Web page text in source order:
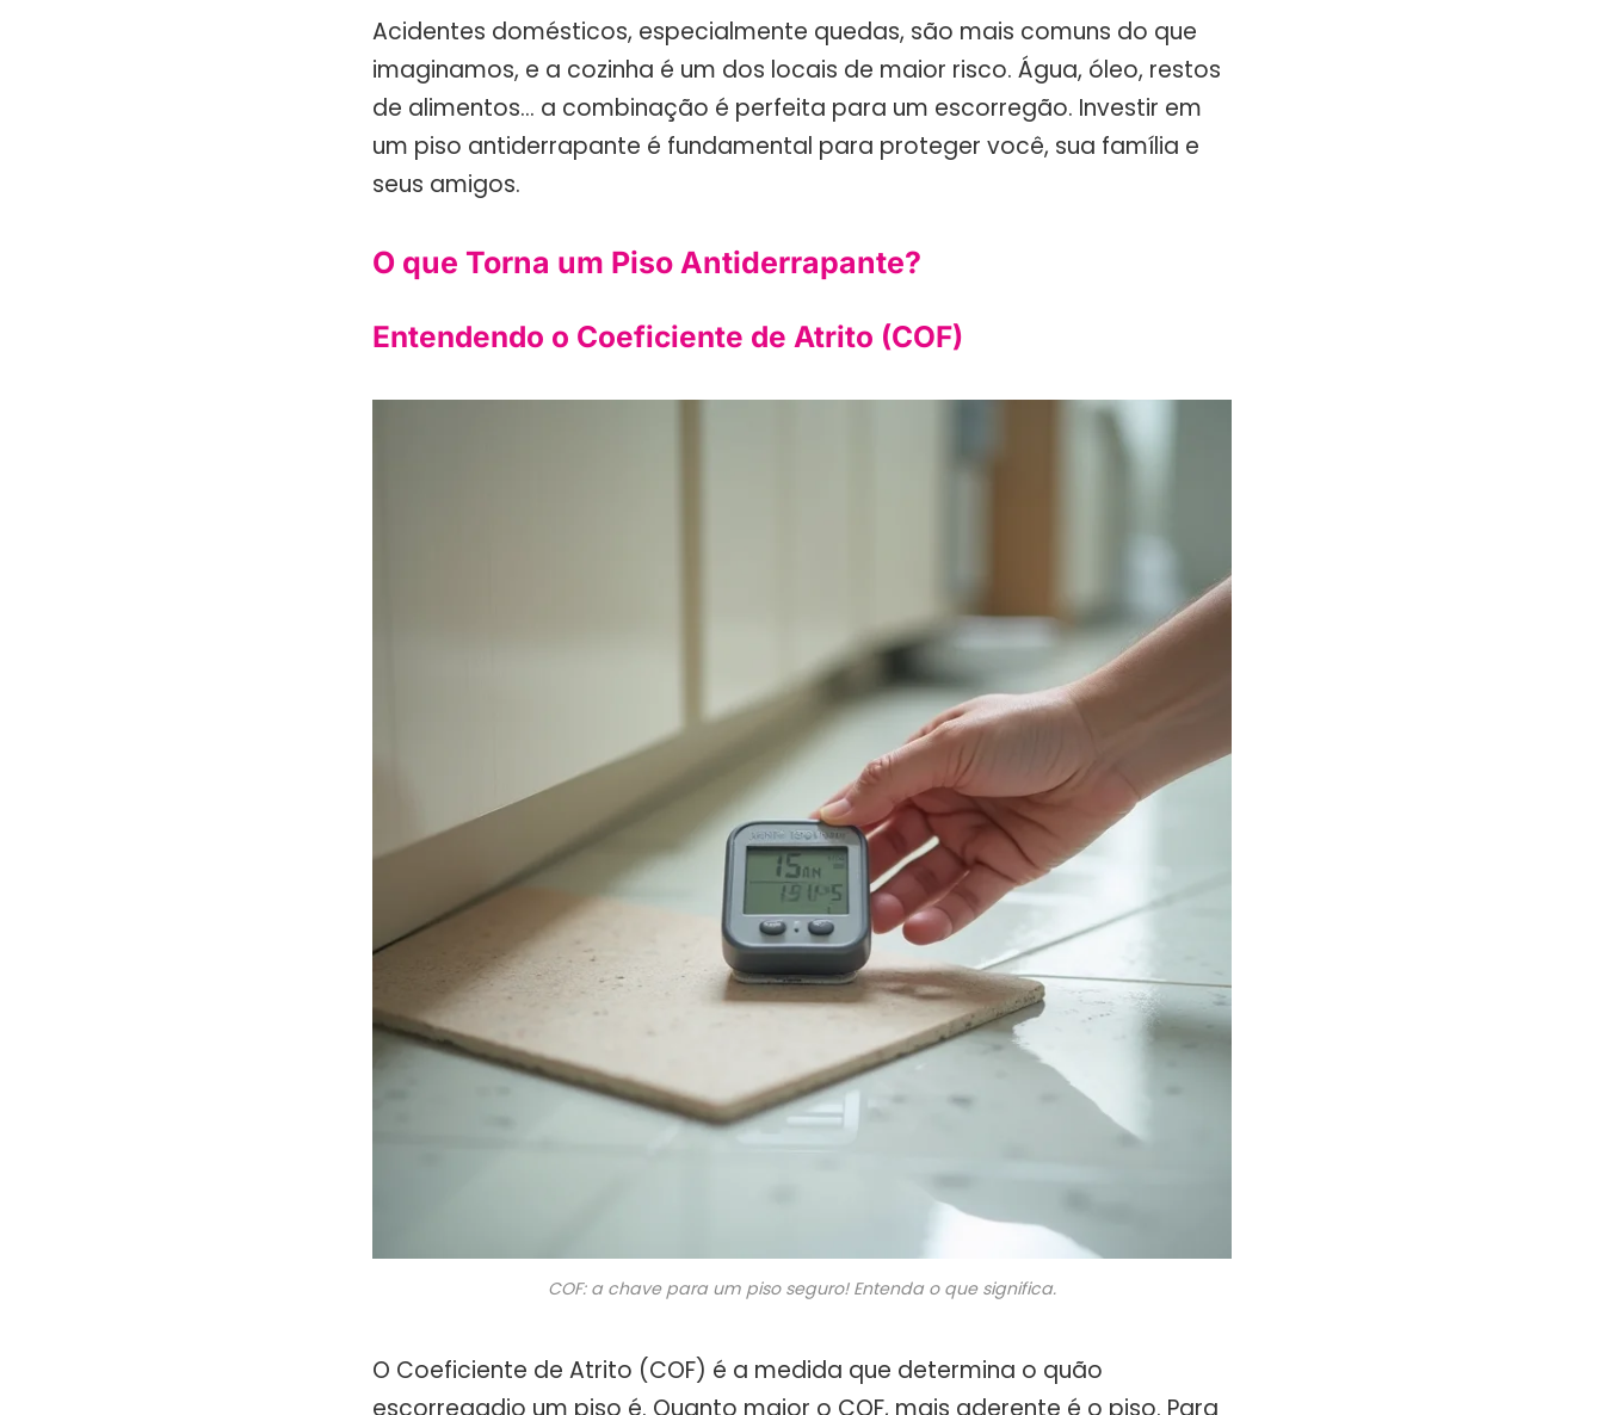
Acidentes domésticos, especialmente quedas, são mais comuns do que
imaginamos, e a cozinha é um dos locais de maior risco. Água, óleo, restos
de alimentos… a combinação é perfeita para um escorregão. Investir em
um piso antiderrapante é fundamental para proteger você, sua família e
seus amigos.
O que Torna um Piso Antiderrapante?
Entendendo o Coeficiente de Atrito (COF)
COF: a chave para um piso seguro! Entenda o que significa.
O Coeficiente de Atrito (COF) é a medida que determina o quão